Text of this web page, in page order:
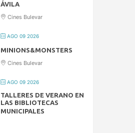
ÁVILA
Cines Bulevar
AGO 09 2026
MINIONS&MONSTERS
Cines Bulevar
AGO 09 2026
TALLERES DE VERANO EN
LAS BIBLIOTECAS
MUNICIPALES